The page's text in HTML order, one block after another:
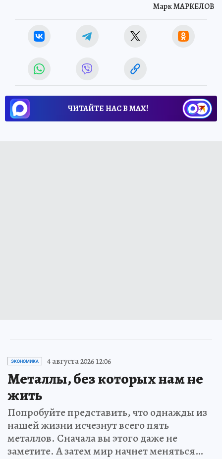
Марк МАРКЕЛОВ
ЧИТАЙТЕ НАС В МАХ!
ЭКОНОМИКА 4 августа 2026 12:06
Металлы, без которых нам не
жить
Попробуйте представить, что однажды из
нашей жизни исчезнут всего пять
металлов. Сначала вы этого даже не
заметите. А затем мир начнет меняться…